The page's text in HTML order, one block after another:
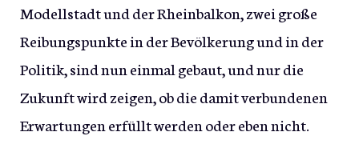
Modellstadt und der Rheinbalkon, zwei große
Reibungspunkte in der Bevölkerung und in der
Politik, sind nun einmal gebaut, und nur die
Zukunft wird zeigen, ob die damit verbundenen
Erwartungen erfüllt werden oder eben nicht.